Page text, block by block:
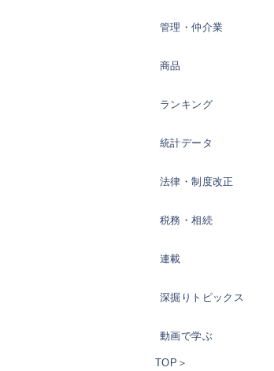
管理・仲介業
商品
ランキング
統計データ
法律・制度改正
税務・相続
連載
深掘りトピックス
動画で学ぶ
TOP ＞